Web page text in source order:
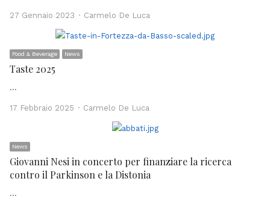
27 Gennaio 2023 Author
Carmelo De Luca
Food & Beverage News
Taste 2025
…
17 Febbraio 2025 Author
Carmelo De Luca
News
Giovanni Nesi in concerto per finanziare la ricerca
contro il Parkinson e la Distonia
…